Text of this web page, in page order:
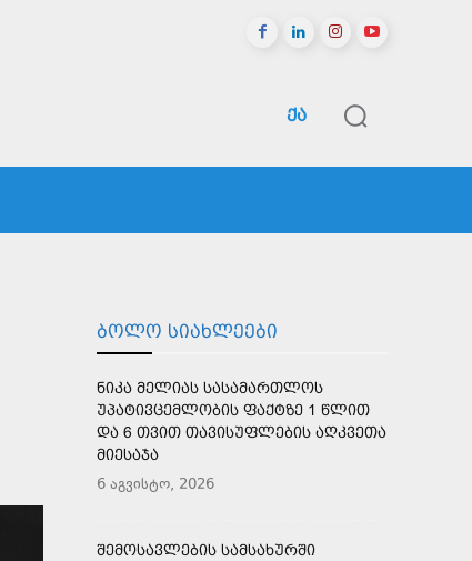
ᲥᲐ
ᲑᲝᲚᲝ ᲡᲘᲐᲮᲚᲔᲔᲑᲘ
ᲜᲘᲙᲐ ᲛᲔᲚᲘᲐᲡ ᲡᲐᲡᲐᲛᲐᲠᲗᲚᲝᲡ
ᲣᲞᲐᲢᲘᲕᲪᲔᲛᲚᲝᲑᲘᲡ ᲤᲐᲥᲢᲖᲔ 1 ᲬᲚᲘᲗ
ᲓᲐ 6 ᲗᲕᲘᲗ ᲗᲐᲕᲘᲡᲣᲤᲚᲔᲑᲘᲡ ᲐᲦᲙᲕᲔᲗᲐ
ᲛᲘᲔᲡᲐᲯᲐ
6 აგვისტო, 2026
ᲨᲔᲛᲝᲡᲐᲕᲚᲔᲑᲘᲡ ᲡᲐᲛᲡᲐᲮᲣᲠᲨᲘ